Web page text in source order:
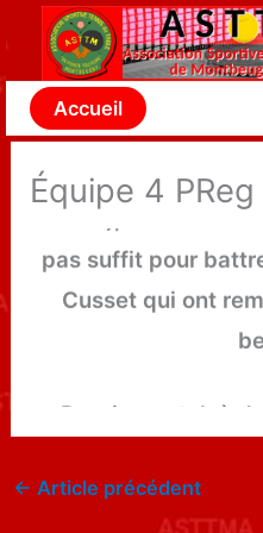
contenu
Accueil
Équipe 4
l’équipe 4 en
double), Michel
pas suffit pour
Cusset qui ont
s’assurer
← Article précédent